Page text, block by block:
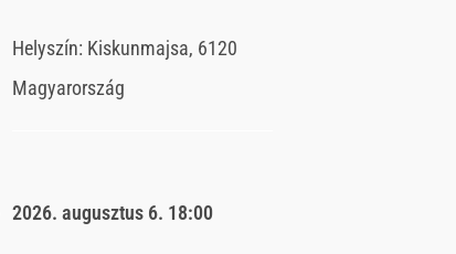
Helyszín: Kiskunmajsa, 6120
Magyarország
2026. augusztus 6. 18:00